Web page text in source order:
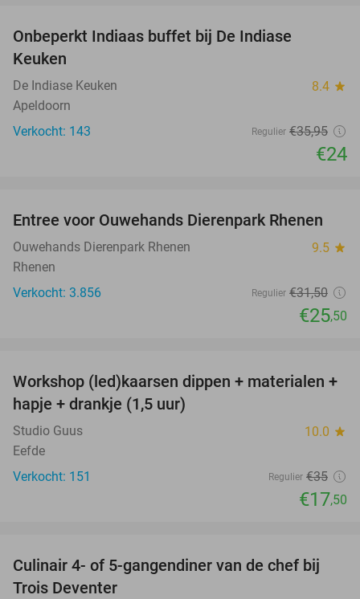
Onbeperkt Indiaas buffet bij De Indiase
Keuken
De Indiase Keuken 8.4 star
Apeldoorn
Verkocht: 143
Regulier €35,95
€24
19%
Entree voor Ouwehands Dierenpark Rhenen
Ouwehands Dierenpark Rhenen 9.5 star
Rhenen
Verkocht: 3.856
Regulier €31,50
€25,50
50%
Workshop (led)kaarsen dippen + materialen +
hapje + drankje (1,5 uur)
Studio Guus 10.0 star
Eefde
Verkocht: 151
Regulier €35
€17,50
30%
Culinair 4- of 5-gangendiner van de chef bij
Trois Deventer